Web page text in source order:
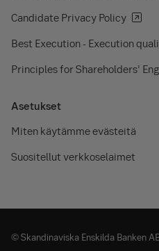
Candidate Privacy Policy
Best Execution - Execution
Principles for Shareholders’
Asetukset
Miten käytämme evästeitä
Suositellut verkkoselaimet
© Skandinaviska Enskilda Banken